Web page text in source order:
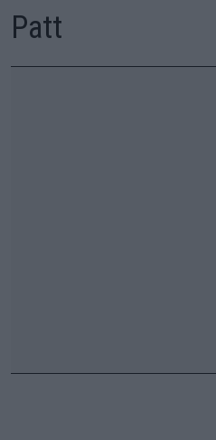
Patt